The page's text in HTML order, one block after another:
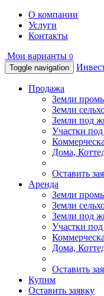
О компании
Услуги
Контакты
Мои варианты 0
Toggle navigation
Продажа
Земли
Земли
Земли под
Участки под
Дома,
Оставить
Аренда
Земли
Земли
Земли под
Участки под
Дома,
Оставить
Купим
Оставить заявку